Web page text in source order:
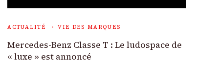
ACTUALITÉ VIE DES MARQUES
Mercedes-Benz Classe T : Le ludospace de
« luxe » est annoncé